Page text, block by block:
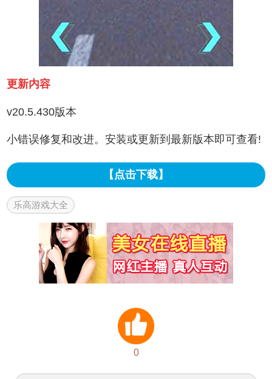
更新内容
v20.5.430版本
小错误修复和改进。安装或更新到最新版本即可查看!
【点击下载】
乐高游戏大全
0